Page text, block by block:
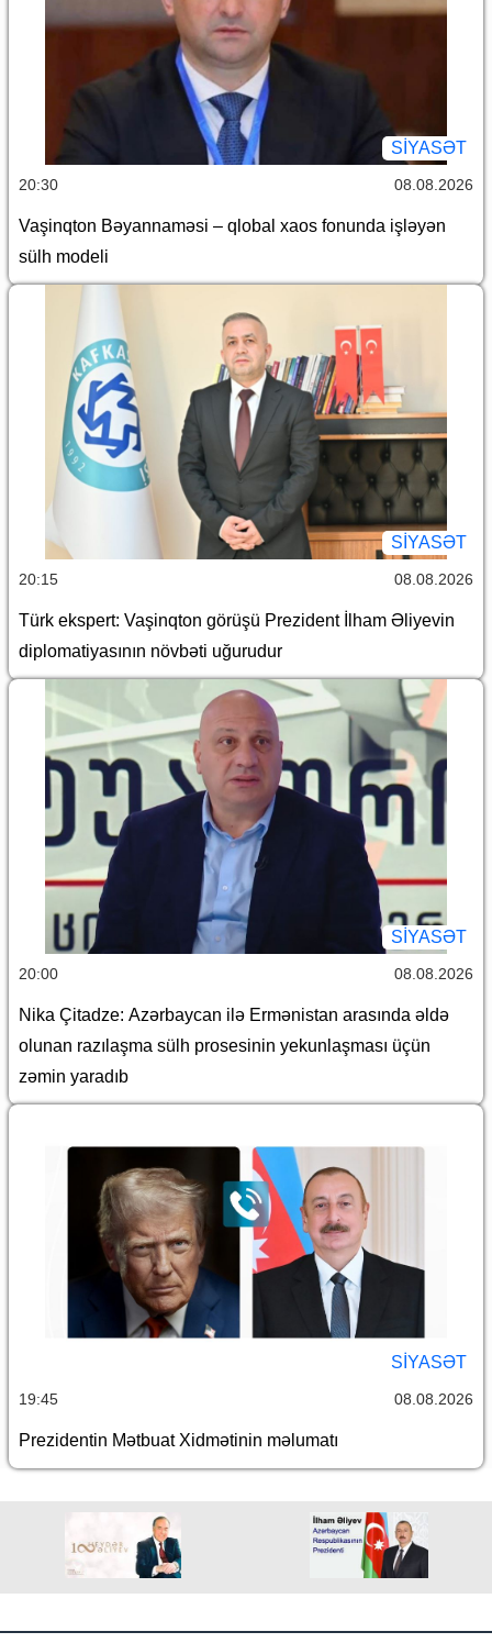
SİYASƏT
20:30 08.08.2026
Vaşinqton Bəyannaməsi – qlobal xaos fonunda işləyən
sülh modeli
SİYASƏT
20:15 08.08.2026
Türk ekspert: Vaşinqton görüşü Prezident İlham Əliyevin
diplomatiyasının növbəti uğurudur
SİYASƏT
20:00 08.08.2026
Nika Çitadze: Azərbaycan ilə Ermənistan arasında əldə
olunan razılaşma sülh prosesinin yekunlaşması üçün
zəmin yaradıb
SİYASƏT
19:45 08.08.2026
Prezidentin Mətbuat Xidmətinin məlumatı